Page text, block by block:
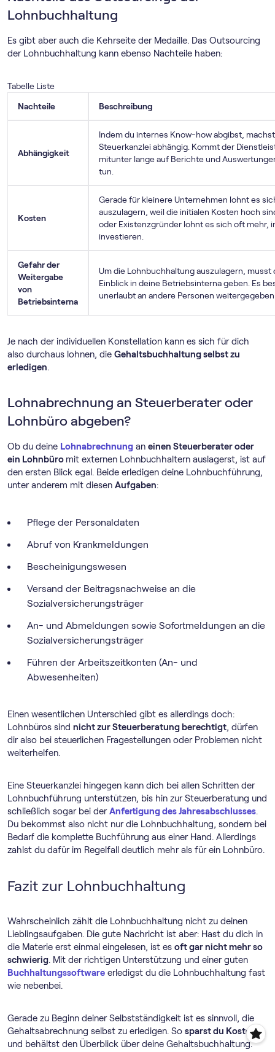
Lohnbuchhaltung
Es gibt aber auch die Kehrseite der Medaille. Das Outsourcing
der Lohnbuchhaltung kann ebenso Nachteile haben:
Tabelle Liste
Nachteile Beschreibung
Abhängigkeit
Indem du internes Know-how abgibst,
Steuerkanzlei abhängig. Kommt der
mitunter lange auf Berichte und
tun.
Kosten
Gerade für kleinere Unternehmen lohnt es
auszulagern, weil die initialen Kosten hoch
oder Existenzgründer lohnt es sich oft mehr,
investieren.
Gefahr der
Weitergabe
von
Betriebsinterna
Um die Lohnbuchhaltung auszulagern,
Einblick in deine Betriebsinterna geben. Es
unerlaubt an andere Personen
Je nach der individuellen Konstellation kann es sich für dich
also durchaus lohnen, die Gehaltsbuchhaltung selbst zu
erledigen.
Lohnabrechnung an Steuerberater oder
Lohnbüro abgeben?
Ob du deine Lohnabrechnung an einen Steuerberater oder
ein Lohnbüro mit externen Lohnbuchhaltern auslagerst, ist auf
den ersten Blick egal. Beide erledigen deine Lohnbuchführung,
unter anderem mit diesen Aufgaben:
Pflege der Personaldaten
Abruf von Krankmeldungen
Bescheinigungswesen
Versand der Beitragsnachweise an die
Sozialversicherungsträger
An- und Abmeldungen sowie Sofortmeldungen an die
Sozialversicherungsträger
Führen der Arbeitszeitkonten (An- und
Abwesenheiten)
Einen wesentlichen Unterschied gibt es allerdings doch:
Lohnbüros sind nicht zur Steuerberatung berechtigt, dürfen
dir also bei steuerlichen Fragestellungen oder Problemen nicht
weiterhelfen.
Eine Steuerkanzlei hingegen kann dich bei allen Schritten der
Lohnbuchführung unterstützen, bis hin zur Steuerberatung und
schließlich sogar bei derAnfertigung des Jahresabschlusses.
Du bekommst also nicht nur die Lohnbuchhaltung, sondern bei
Bedarf die komplette Buchführung aus einer Hand. Allerdings
zahlst du dafür im Regelfall deutlich mehr als für ein Lohnbüro.
Fazit zur Lohnbuchhaltung
Wahrscheinlich zählt die Lohnbuchhaltung nicht zu deinen
Lieblingsaufgaben. Die gute Nachricht ist aber: Hast du dich in
die Materie erst einmal eingelesen, ist es oft gar nicht mehr so
schwierig. Mit der richtigen Unterstützung und einer guten
Buch­haltungs­software erledigst du die Lohnbuchhaltung fast
wie nebenbei.
Gerade zu Beginn deiner Selbstständigkeit ist es sinnvoll, die
Gehaltsabrechnung selbst zu erledigen. So sparst du Kosten
und behältst den Überblick über deine Gehaltsbuchhaltung.